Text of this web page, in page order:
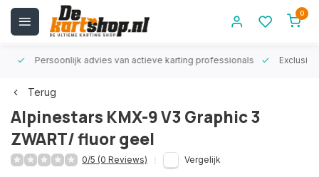
0
Persoonlijk advies van actieve karting professionals
Terug
Alpinestars KMX-9 V3 Graphic 3
ZWART/ fluor geel
0/5 (0 Reviews) Vergelijk